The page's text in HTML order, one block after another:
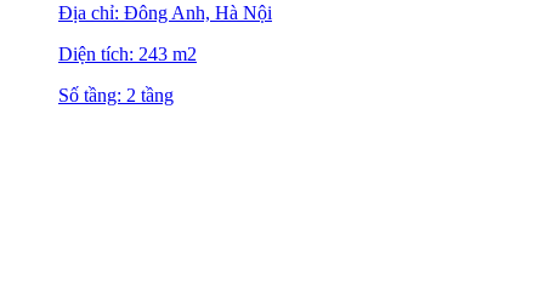
Địa chỉ: Đông Anh, Hà Nội
Diện tích: 243 m2
Số tầng: 2 tầng